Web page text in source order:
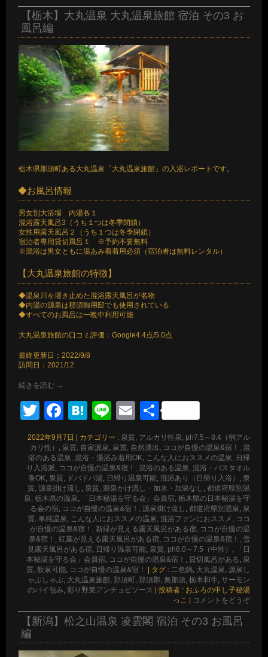
【栃木】大丸温泉 大丸温泉旅館 宿泊 その3 お
風呂編
栃木県那須町ある大丸温泉「大丸温泉旅館」の入浴レポートです。
◆お風呂情報
男女別大浴場 内湯各１
混浴露天風呂3（うち１つは冬季閉鎖）
女性用露天風呂２（うち１つは冬季閉鎖）
宿泊者専用貸切風呂１ ※予約不要無料
※混浴は男女ともに湯あみ着着用必須（宿泊者は無料レンタル）
【大丸温泉旅館の特徴】
◆温泉川を堰き止めた混浴露天風呂が名物
◆内湯の源泉は那須御用邸でも使用されている
◆すべてのお風呂は一晩中利用可能
大丸温泉旅館の口コミ評価：Google4.4点/5.0点
最終更新日：2022/9/8
訪問日：2021/12
続きを読む →
TwitterFacebook
Hatena
LineEmail
共
有
2022年9月7日 | カテゴリー : 泉質, アルカリ性泉, ph7.5～8.4（弱アル
カリ性） , 泉質, 自家源泉, 泉質, 自然湧出 , ココが自慢の温泉&宿！, 混
浴のある温泉, 混浴・湯浴み着用OK, こんな人におススメの温泉, 日帰
り入浴派, ココが自慢の温泉&宿！, 混浴のある温泉, 混浴・バスタオル
巻OK, 泉質, ドバドバ湯, 日帰り温泉可能, 混浴あり（日帰り入浴） , 泉
質, 源泉掛け流し , 泉質, 源泉かけ流し・加水・加温なし , 都道府県別温
泉, 栃木県の温泉,
「日本秘湯を守る会」会員宿, 栃木県の日本秘湯を守
る会の宿, ココが自慢の温泉&宿！, 源泉掛け流し , 都道府県別温泉, 泉
質, 単純温泉, こんな人におススメの温泉, 混浴ファンにおススメ , ココ
が自慢の温泉&宿！, 新緑が見える露天風呂がある宿, ココが自慢の温
泉&宿！, 紅葉が見える露天風呂がある宿, ココが自慢の温泉&宿！, 雪
見露天風呂がある宿, 日帰り温泉可能, 泉質, ph6.0～7.5（中性） ,
「日
本秘湯を守る会」会員宿, ココが自慢の温泉&宿！, 貸切風呂がある, 泉
質, 飲泉可能, ココが自慢の温泉&宿！ | タグ : 二色鍋, 大丸温泉, 源泉し
ゃぶしゃぶ, 大丸温泉旅館, 那須町, 那須郡, 奥那須, 栃木和牛, サーモン
のパイ包み, 彩り野菜アンチョビソース | 投稿者 : おふろの申し子秘湯
っこ | コメントをどうぞ
【新潟】松之山温泉 凌雲閣 宿泊 その3 お風呂
編